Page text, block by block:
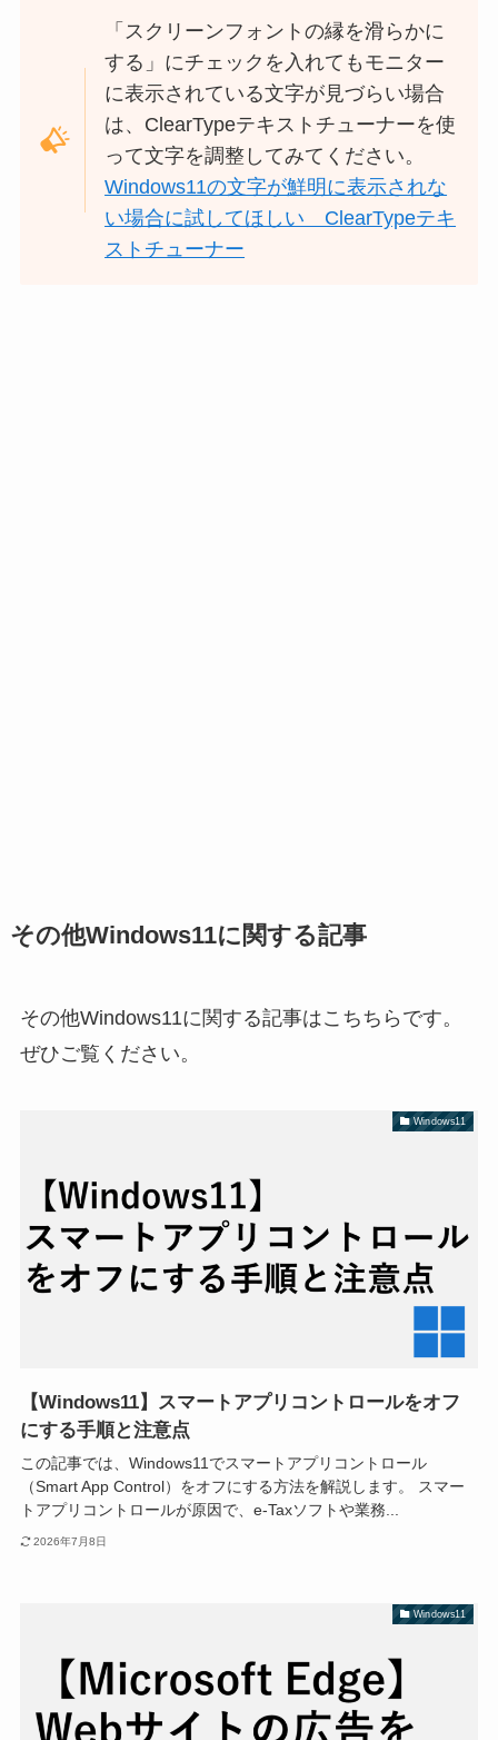
「スクリーンフォントの縁を滑らかに
する」にチェックを入れてもモニター
に表示されている文字が見づらい場合
は、ClearTypeテキストチューナーを使
って文字を調整してみてください。
Windows11の文字が鮮明に表示されな
い場合に試してほしい ClearTypeテキ
ストチューナー
その他Windows11に関する記事
その他Windows11に関する記事はこちちらです。
ぜひご覧ください。
Windows11
【Windows11】スマートアプリコントロールをオフ
にする手順と注意点
この記事では、Windows11でスマートアプリコントロール
（Smart App Control）をオフにする方法を解説します。 スマー
トアプリコントロールが原因で、e-Taxソフトや業務...
2026年7月8日
Windows11